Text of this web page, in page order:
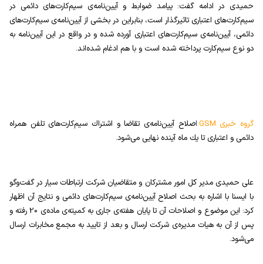
حمیدی در ادامه گفت: پیامد ضوابط و آیین‌نامه‌ی سیم‌كارت‌های دائمی در
سیم‌كارت‌های اعتباری تاثیرگذار است، بنابراین در بخشی از آیین‌نامه‌ی سیم‌كارت‌های
دائمی، آیین‌نامه‌ی سیم‌كارت‌های اعتباری آورده شده و در واقع در این آیین‌نامه به
دو نوع سیم‌كارت پرداخته شده است و با هم ادغام شده‌اند.
گروه خبری :GSMاصلاح آیین‌نامه‌ی تقاضا و اشتراك سیم‌كارت‌های تلفن همراه
دائمی و اعتباری تا یك ماه آینده نهایی می‌شود.
علی حمیدی مدیر کل امور مشترکان و متقاضیان شرکت ارتباطات سیار در گفت‌وگو
با ایسنا با اشاره به بحث اصلاح آیین‌نامه‌ی سیم‌كارت‌های دائمی و نتایج آن اظهار
كرد: این موضوع و اصلاحات آن تا پایان هفته‌ی جاری به كمیته‌ی ماده‌ی 20 رفته و
پس از آن به هیات مدیره‌ی شركت ارسال و بعد از تایید به مجمع مخابرات ارسال
می‌شود.